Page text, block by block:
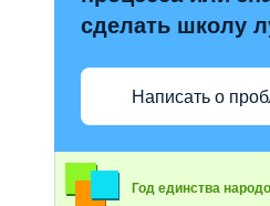
сделать школу
Написать о
Год единства